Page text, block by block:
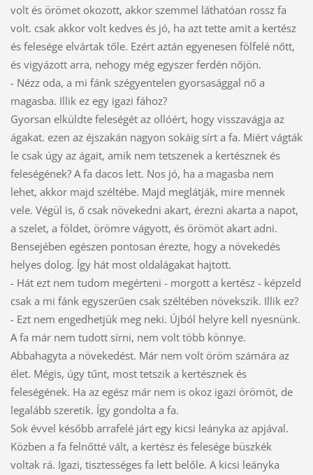
volt és örömet okozott, akkor szemmel láthatóan rossz fa
volt. csak akkor volt kedves és jó, ha azt tette amit a kertész
és felesége elvártak tőle. Ezért aztán egyenesen fölfelé nőtt,
és vigyázott arra, nehogy még egyszer ferdén nőjön.
- Nézz oda, a mi fánk szégyentelen gyorsasággal nő a
magasba. Illik ez egy igazi fához?
Gyorsan elküldte feleségét az ollóért, hogy visszavágja az
ágakat. ezen az éjszakán nagyon sokáig sírt a fa. Miért vágták
le csak úgy az ágait, amik nem tetszenek a kertésznek és
feleségének? A fa dacos lett. Nos jó, ha a magasba nem
lehet, akkor majd széltébe. Majd meglátják, mire mennek
vele. Végül is, ő csak növekedni akart, érezni akarta a napot,
a szelet, a földet, örömre vágyott, és örömöt akart adni.
Bensejében egészen pontosan érezte, hogy a növekedés
helyes dolog. Így hát most oldalágakat hajtott.
- Hát ezt nem tudom megérteni - morgott a kertész - képzeld
csak a mi fánk egyszerűen csak széltében növekszik. Illik ez?
- Ezt nem engedhetjük meg neki. Újból helyre kell nyesnünk.
A fa már nem tudott sírni, nem volt több könnye.
Abbahagyta a növekedést. Már nem volt öröm számára az
élet. Mégis, úgy tűnt, most tetszik a kertésznek és
feleségének. Ha az egész már nem is okoz igazi örömöt, de
legalább szeretik. Így gondolta a fa.
Sok évvel később arrafelé járt egy kicsi leányka az apjával.
Közben a fa felnőtté vált, a kertész és felesége büszkék
voltak rá. Igazi, tisztességes fa lett belőle. A kicsi leányka